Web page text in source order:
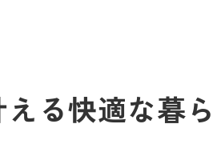
える快適な暮